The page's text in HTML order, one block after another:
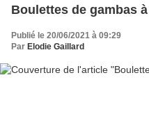
Boulettes de gambas
Publié le 20/06/2021 à 09:29
Par Elodie Gaillard